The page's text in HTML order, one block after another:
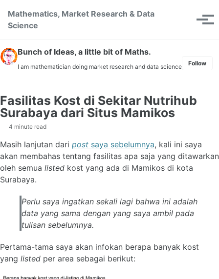
Mathematics, Market Research & Data
Science
Toggle
Bunch of Ideas, a little bit of Maths.
I am mathematician doing market research and data science Follow
Fasilitas Kost di Sekitar Nutrihub
Surabaya dari Situs Mamikos
4 minute read
Masih lanjutan dari post saya sebelumnya, kali ini saya
akan membahas tentang fasilitas apa saja yang ditawarkan
oleh semua listed kost yang ada di Mamikos di kota
Surabaya.
Perlu saya ingatkan sekali lagi bahwa ini adalah
data yang sama dengan yang saya ambil pada
tulisan sebelumnya.
Pertama-tama saya akan infokan berapa banyak kost
yang listed per area sebagai berikut: